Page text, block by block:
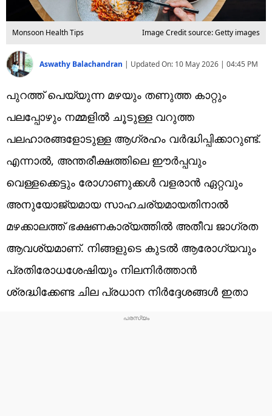
Monsoon Health Tips Image Credit source: Getty images
Aswathy Balachandran | Updated On: 10 May 2026 | 04:45 PM
പുറത്ത് പെയ്യുന്ന മഴയും തണുത്ത കാറ്റും
പലപ്പോഴും നമ്മളിൽ ചൂടുള്ള വറുത്ത
പലഹാരങ്ങളോടുള്ള ആഗ്രഹം വർദ്ധിപ്പിക്കാറുണ്ട്.
എന്നാൽ, അന്തരീക്ഷത്തിലെ ഈർപ്പവും
വെള്ളക്കെട്ടും രോഗാണുക്കൾ വളരാൻ ഏറ്റവും
അനുയോജ്യമായ സാഹചര്യമായതിനാൽ
മഴക്കാലത്ത് ഭക്ഷണകാര്യത്തിൽ അതീവ ജാഗ്രത
ആവശ്യമാണ്. നിങ്ങളുടെ കുടൽ ആരോഗ്യവും
പ്രതിരോധശേഷിയും നിലനിർത്താൻ
ശ്രദ്ധിക്കേണ്ട ചില പ്രധാന നിർദ്ദേശങ്ങൾ ഇതാ